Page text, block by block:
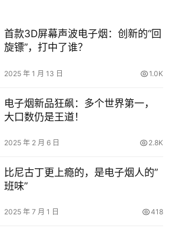
首款3D屏幕声波电子烟：创新的“回
旋镖”，打中了谁？
2025 年 1 月 13 日 1.0K
电子烟新品狂飙：多个世界第一，
大口数仍是王道！
2025 年 2 月 6 日 2.8K
比尼古丁更上瘾的，是电子烟人的”
班味”
2025 年 7 月 1 日 418